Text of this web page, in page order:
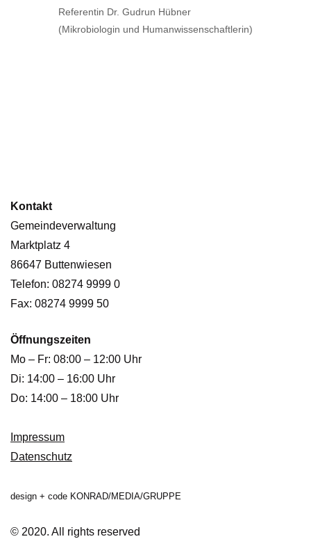
Referentin Dr. Gudrun Hübner
(Mikrobiologin und Humanwissenschaftlerin)
Kontakt
Gemeindeverwaltung
Marktplatz 4
86647 Buttenwiesen
Telefon: 08274 9999 0
Fax: 08274 9999 50
Öffnungszeiten
Mo – Fr: 08:00 – 12:00 Uhr
Di: 14:00 – 16:00 Uhr
Do: 14:00 – 18:00 Uhr
Impressum
Datenschutz
design + code KONRAD/MEDIA/GRUPPE
© 2020. All rights reserved